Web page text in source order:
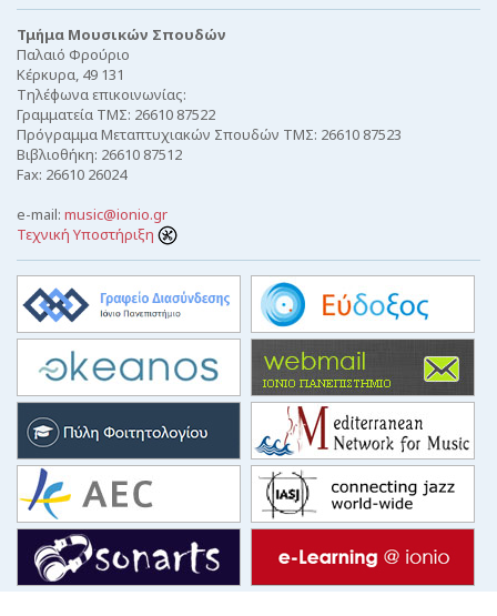
Τμήμα Μουσικών Σπουδών
Παλαιό Φρούριο
Κέρκυρα, 49 131
Τηλέφωνα επικοινωνίας:
Γραμματεία ΤΜΣ: 26610 87522
Πρόγραμμα Μεταπτυχιακών Σπουδών ΤΜΣ: 26610 87523
Βιβλιοθήκη: 26610 87512
Fax: 26610 26024
e-mail: music@ionio.gr
Τεχνική Υποστήριξη